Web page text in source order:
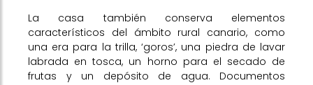
La casa también conserva elementos
característicos del ámbito rural canario, como
una era para la trilla, ‘goros’, una piedra de lavar
labrada en tosca, un horno para el secado de
frutas y un depósito de agua. Documentos